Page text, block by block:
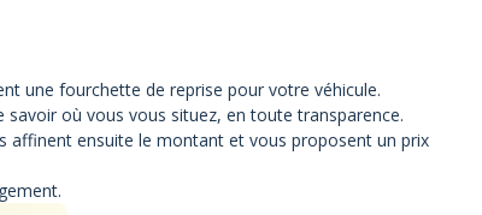
une fourchette de reprise pour votre véhicule.
où vous vous situez, en toute transparence.
affinent ensuite le montant et vous proposent un prix